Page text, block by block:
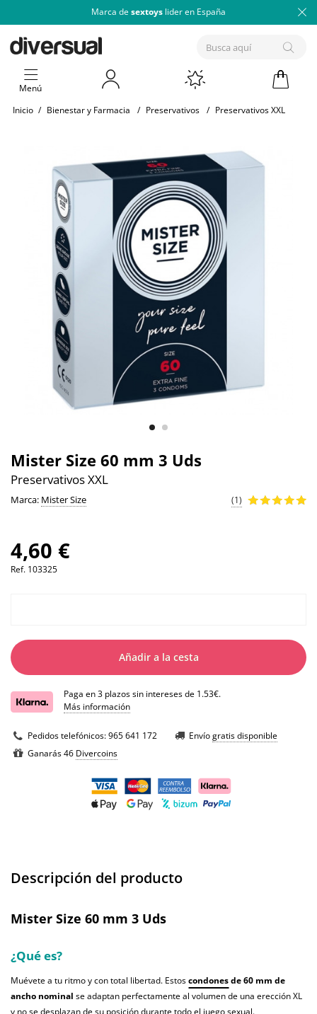
Marca de sextoys lider en España
Menú
Inicio / Bienestar y Farmacia / Preservativos / Preservativos XXL
Mister Size 60 mm 3 Uds
Preservativos XXL
Marca: Mister Size (1)
4,60 €
Ref. 103325
Añadir a la cesta
Paga en 3 plazos sin intereses de 1.53€.
Más información
Pedidos telefónicos:965 641 172 Envíogratis disponible
Ganarás 46 Divercoins
Descripción del producto
Mister Size 60 mm 3 Uds
¿Qué es?
Muévete a tu ritmo y con total libertad. Estoscondonesde 60 mm de
ancho nominal se adaptan perfectamente al volumen de una erección XL